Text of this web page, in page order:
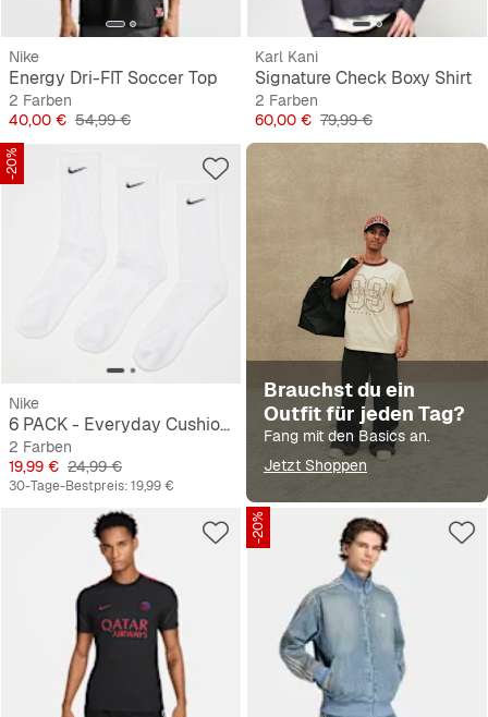
Brauchst du ein
Outfit für jeden Tag?
Fang mit den Basics an.
Jetzt Shoppen
Nike
Energy Dri-FIT Soccer Top
2 Farben
Preis
40,00 € Originalpreis
54,99 €
Karl Kani
Signature Check Boxy Shirt
2 Farben
Preis
60,00 € Originalpreis
79,99 €
-20%
Nike
6 PACK - Everyday Cushioned Training Crew Socks
2 Farben
Preis
19,99 € Originalpreis
24,99 €
30-Tage-Bestpreis:19,99 €
-20%